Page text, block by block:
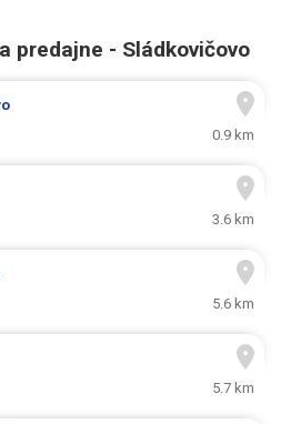
predajne - Sládkovičovo
0.9 km
3.6 km
5.6 km
5.7 km